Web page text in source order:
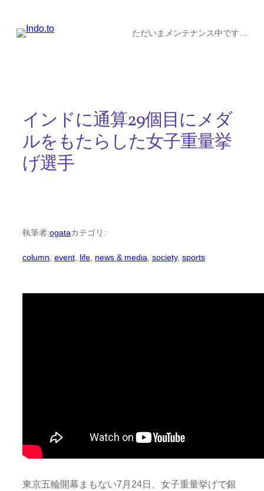
ただいまメンテナンス中です…
インドに通算29個目にメダ
ルをもたらした女子重量挙
げ選手
執筆者:ogataカテゴリ:
column event life news & media society, sports
東京五輪開幕まもない7月24日、女子重量挙げで銀